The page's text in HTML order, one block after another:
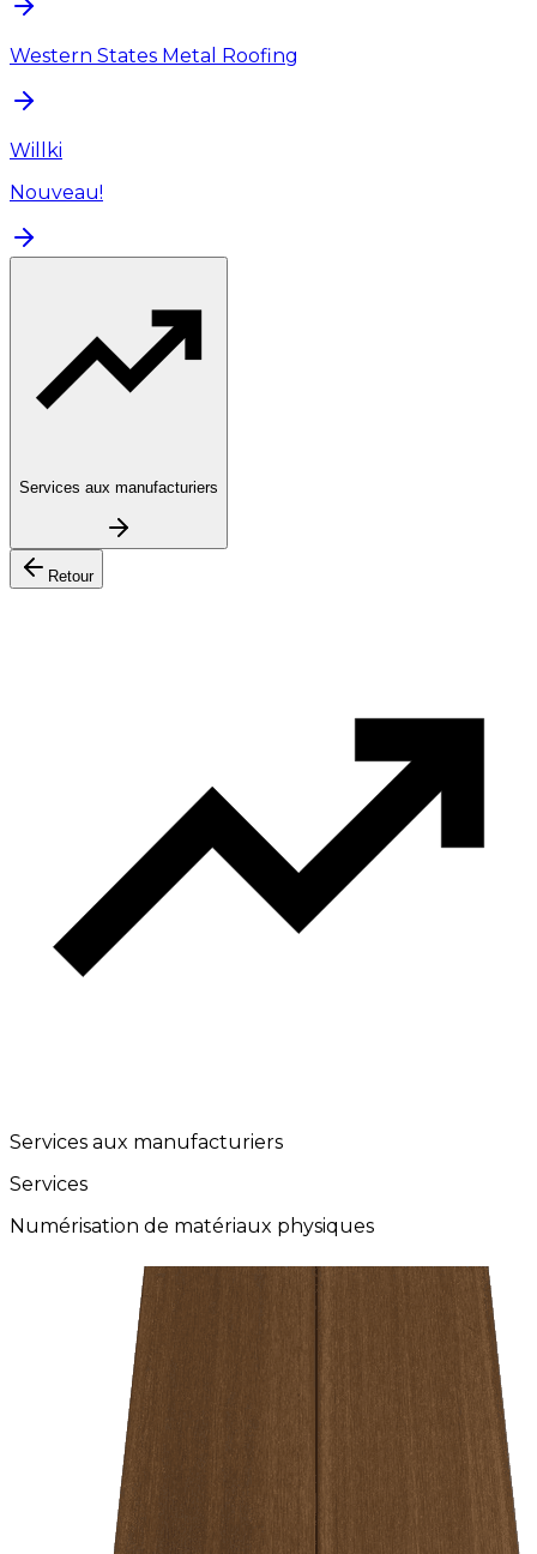
Western States Metal Roofing
Willki
Nouveau!
Services aux manufacturiers
Retour
Services aux manufacturiers
Services
Numérisation de matériaux physiques